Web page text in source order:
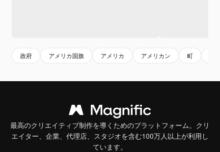
政府 アメリカ国旗 アメリカ アメリカン 町
最高のクリエイティブ制作を導くためのプラットフォーム。クリ
エイター、企業、代理店、スタジオを含む100万人以上が利用し
ています。